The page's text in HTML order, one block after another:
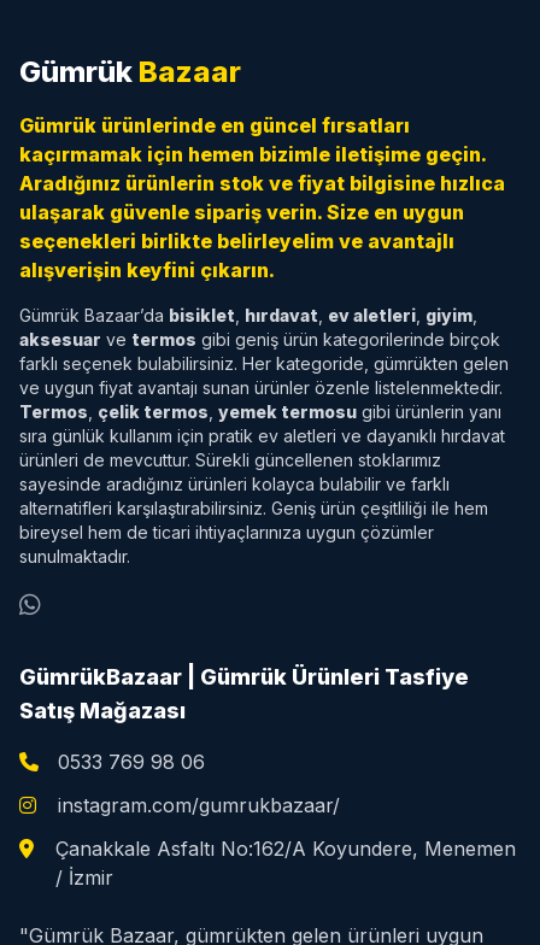
Gümrük Bazaar
Gümrük ürünlerinde en güncel fırsatları
kaçırmamak için hemen bizimle iletişime geçin.
Aradığınız ürünlerin stok ve fiyat bilgisine hızlıca
ulaşarak güvenle sipariş verin. Size en uygun
seçenekleri birlikte belirleyelim ve avantajlı
alışverişin keyfini çıkarın.
Gümrük Bazaar’da bisiklet hırdavat ev aletleri giyim
aksesuar ve termos gibi geniş ürün kategorilerinde birçok
farklı seçenek bulabilirsiniz. Her kategoride, gümrükten gelen
ve uygun fiyat avantajı sunan ürünler özenle listelenmektedir.
Termos çelik termos yemek termosu gibi ürünlerin yanı
sıra günlük kullanım için pratik ev aletleri ve dayanıklı hırdavat
ürünleri de mevcuttur. Sürekli güncellenen stoklarımız
sayesinde aradığınız ürünleri kolayca bulabilir ve farklı
alternatifleri karşılaştırabilirsiniz. Geniş ürün çeşitliliği ile hem
bireysel hem de ticari ihtiyaçlarınıza uygun çözümler
sunulmaktadır.
GümrükBazaar | Gümrük Ürünleri Tasfiye
Satış Mağazası
0533 769 98 06
instagram.com/gumrukbazaar/
Çanakkale Asfaltı No:162/A Koyundere, Menemen
/ İzmir
"Gümrük Bazaar, gümrükten gelen ürünleri uygun